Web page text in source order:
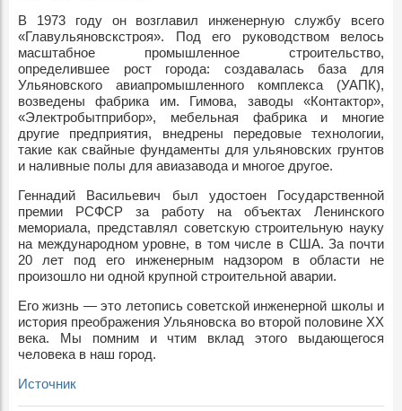
В 1973 году он возглавил инженерную службу всего
«Главульяновскстроя». Под его руководством велось
масштабное промышленное строительство,
определившее рост города: создавалась база для
Ульяновского авиапромышленного комплекса (УАПК),
возведены фабрика им. Гимова, заводы «Контактор»,
«Электробытприбор», мебельная фабрика и многие
другие предприятия, внедрены передовые технологии,
такие как свайные фундаменты для ульяновских грунтов
и наливные полы для авиазавода и многое другое.
Геннадий Васильевич был удостоен Государственной
премии РСФСР за работу на объектах Ленинского
мемориала, представлял советскую строительную науку
на международном уровне, в том числе в США. За почти
20 лет под его инженерным надзором в области не
произошло ни одной крупной строительной аварии.
Его жизнь — это летопись советской инженерной школы и
история преображения Ульяновска во второй половине XX
века. Мы помним и чтим вклад этого выдающегося
человека в наш город.
Источник